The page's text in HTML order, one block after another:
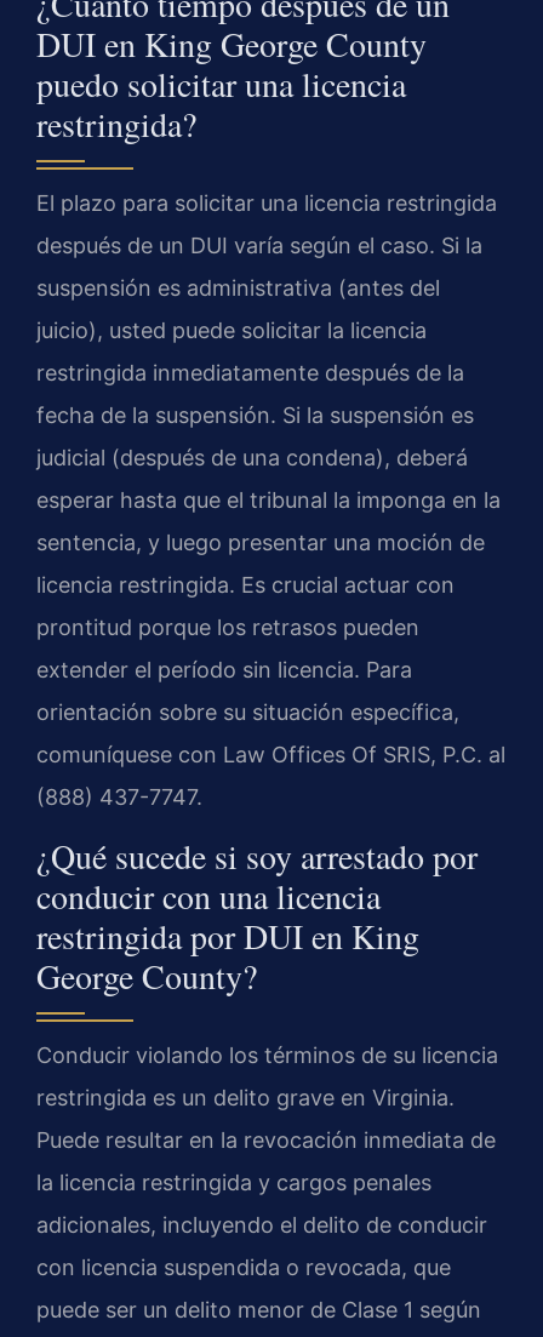
DUI en King George County
puedo solicitar una licencia
restringida?
El plazo para solicitar una licencia restringida
después de un DUI varía según el caso. Si la
suspensión es administrativa (antes del
juicio), usted puede solicitar la licencia
restringida inmediatamente después de la
fecha de la suspensión. Si la suspensión es
judicial (después de una condena), deberá
esperar hasta que el tribunal la imponga en la
sentencia, y luego presentar una moción de
licencia restringida. Es crucial actuar con
prontitud porque los retrasos pueden
extender el período sin licencia. Para
orientación sobre su situación específica,
comuníquese con Law Offices Of SRIS, P.C. al
(888) 437-7747.
¿Qué sucede si soy arrestado por
conducir con una licencia
restringida por DUI en King
George County?
Conducir violando los términos de su licencia
restringida es un delito grave en Virginia.
Puede resultar en la revocación inmediata de
la licencia restringida y cargos penales
adicionales, incluyendo el delito de conducir
con licencia suspendida o revocada, que
puede ser un delito menor de Clase 1 según